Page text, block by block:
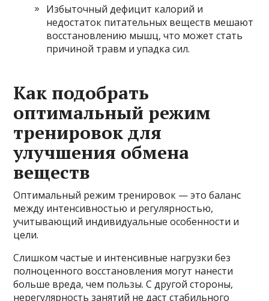
Избыточный дефицит калорий и
недостаток питательных веществ мешают
восстановлению мышц, что может стать
причиной травм и упадка сил.
Как подобрать
оптимальный режим
тренировок для
улучшения обмена
веществ
Оптимальный режим тренировок — это баланс
между интенсивностью и регулярностью,
учитывающий индивидуальные особенности и
цели.
Слишком частые и интенсивные нагрузки без
полноценного восстановления могут нанести
больше вреда, чем пользы. С другой стороны,
нерегулярность занятий не даст стабильного